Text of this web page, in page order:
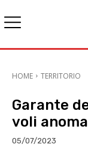
HOME TERRITORIO
Garante
voli
05/07/2023